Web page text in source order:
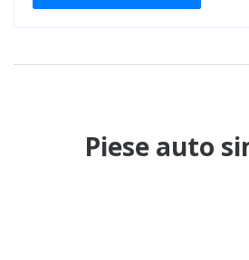
Piese auto